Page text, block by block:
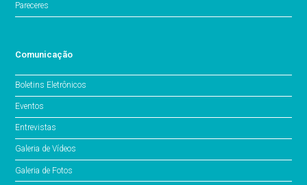
Pareceres
Comunicação
Boletins Eletrônicos
Eventos
Entrevistas
Galeria de Vídeos
Galeria de Fotos